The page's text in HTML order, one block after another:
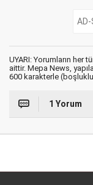
UYARI: Yorumların her
aittir. Mepa News,
600 karakterle (boşluklu)
1 Yorum